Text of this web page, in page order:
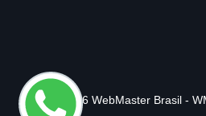
© 2026 WebMaster Brasil -